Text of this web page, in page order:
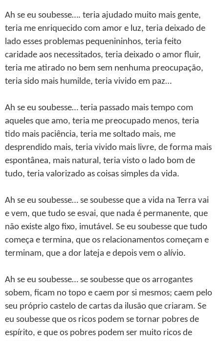
Ah se eu soubesse…. teria ajudado muito mais gente,
teria me enriquecido com amor e luz, teria deixado de
lado esses problemas pequenininhos, teria feito
caridade aos necessitados, teria deixado o amor fluir,
teria me atirado no bem sem nenhuma preocupação,
teria sido mais humilde, teria vivido em paz…
Ah se eu soubesse… teria passado mais tempo com
aqueles que amo, teria me preocupado menos, teria
tido mais paciência, teria me soltado mais, me
desprendido mais, teria vivido mais livre, de forma mais
espontânea, mais natural, teria visto o lado bom de
tudo, teria valorizado as coisas simples da vida.
Ah se eu soubesse… se soubesse que a vida na Terra vai
e vem, que tudo se esvai, que nada é permanente, que
não existe algo fixo, imutável. Se eu soubesse que tudo
começa e termina, que os relacionamentos começam e
terminam, que a dor lateja e depois vem o alívio.
Ah se eu soubesse… se soubesse que os arrogantes
sobem, ficam no topo e caem por si mesmos; caem pelo
seu próprio castelo de cartas da ilusão que criaram. Se
eu soubesse que os ricos podem se tornar pobres de
espírito, e que os pobres podem ser muito ricos de